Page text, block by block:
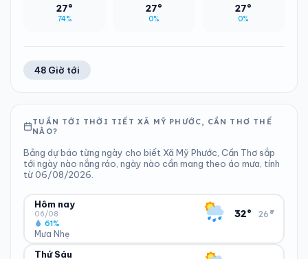
27°
74%
27°
0%
27°
0%
48 Giờ tới
TUẦN TỚI THỜI TIẾT XÃ MỸ PHƯỚC, CẦN THƠ THẾ
NÀO?
Bảng dự báo từng ngày cho biết Xã Mỹ Phước, Cần Thơ sắp
tới ngày nào nắng ráo, ngày nào cần mang theo áo mưa, tính
từ 06/08/2026.
Hôm nay
06/08
Mưa Nhẹ
61%
32° 26°
▾
ĐỘ ẨM
Thứ Sáu